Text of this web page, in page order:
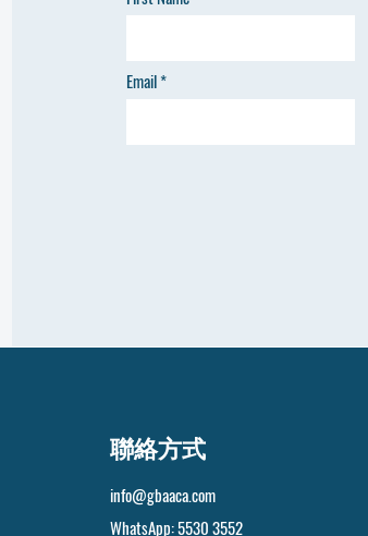
Email
聯絡方式
info@gbaaca.com
WhatsApp: 5530 3552